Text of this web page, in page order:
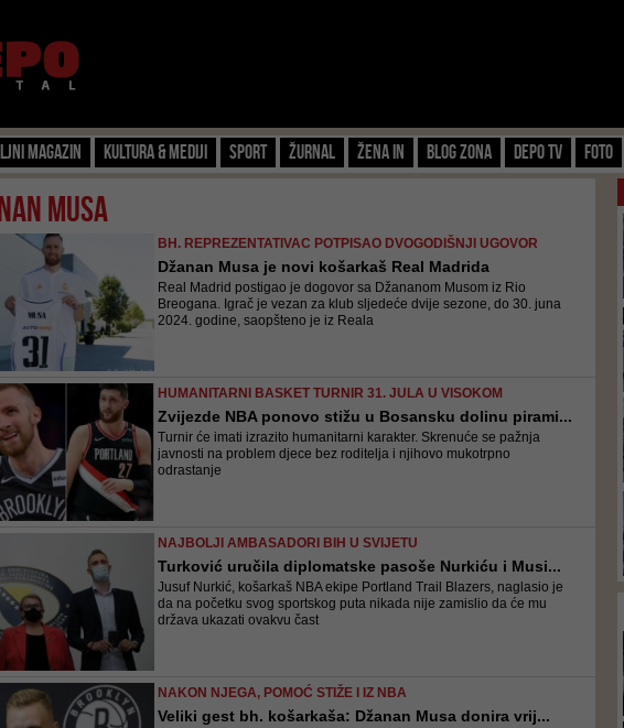
magazin Kultura & Mediji Sport Žurnal Žena IN Blog zona Depo TV FOTO
musa
BH. REPREZENTATIVAC POTPISAO DVOGODIŠNJI UGOVOR
Džanan Musa je novi košarkaš Real Madrida
Real Madrid postigao je dogovor sa Džananom Musom iz Rio
Breogana. Igrač je vezan za klub sljedeće dvije sezone, do 30. juna
2024. godine, saopšteno je iz Reala
HUMANITARNI BASKET TURNIR 31. JULA U VISOKOM
Zvijezde NBA ponovo stižu u Bosansku dolinu pirami...
Turnir će imati izrazito humanitarni karakter. Skrenuće se pažnja
javnosti na problem djece bez roditelja i njihovo mukotrpno
odrastanje
NAJBOLJI AMBASADORI BIH U SVIJETU
Turković uručila diplomatske pasoše Nurkiću i Musi...
Jusuf Nurkić, košarkaš NBA ekipe Portland Trail Blazers, naglasio je
da na početku svog sportskog puta nikada nije zamislio da će mu
država ukazati ovakvu čast
NAKON NJEGA, POMOĆ STIŽE I IZ NBA
Veliki gest bh. košarkaša: Džanan Musa donira vrij...